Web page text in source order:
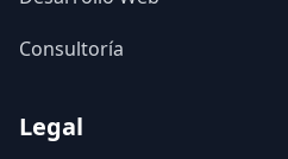
Consultoría
Legal